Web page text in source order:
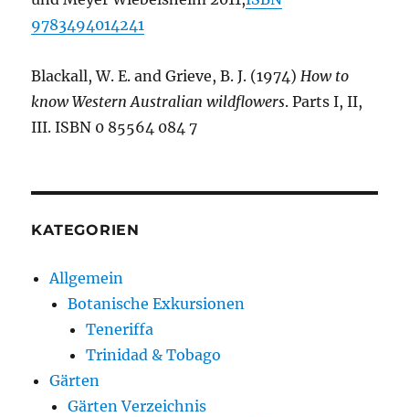
9783494014241
Blackall, W. E. and Grieve, B. J. (1974)How to
know Western Australian wildflowers. Parts I, II,
III. ISBN 0 85564 084 7
KATEGORIEN
Allgemein
Botanische Exkursionen
Teneriffa
Trinidad & Tobago
Gärten
Gärten Verzeichnis